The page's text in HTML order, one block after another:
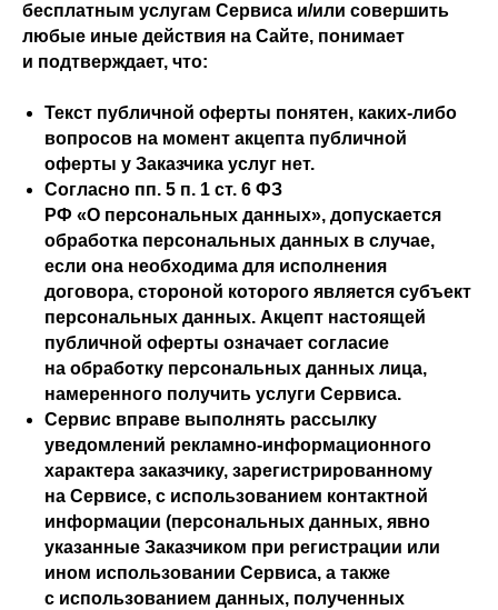
бесплатным услугам Сервиса и/или совершить
любые иные действия на Сайте, понимает
и подтверждает, что:
Текст публичной оферты понятен, каких-либо
вопросов на момент акцепта публичной
оферты у Заказчика услуг нет.
Согласно пп. 5 п. 1 ст. 6 ФЗ
РФ «О персональных данных», допускается
обработка персональных данных в случае,
если она необходима для исполнения
договора, стороной которого является субъект
персональных данных. Акцепт настоящей
публичной оферты означает согласие
на обработку персональных данных лица,
намеренного получить услуги Сервиса.
Сервис вправе выполнять рассылку
уведомлений рекламно-информационного
характера заказчику, зарегистрированному
на Сервисе, с использованием контактной
информации (персональных данных, явно
указанные Заказчиком при регистрации или
ином использовании Сервиса, а также
с использованием данных, полученных